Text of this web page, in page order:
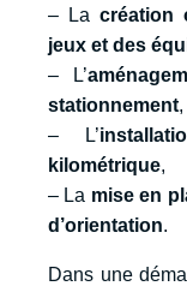
– La création
jeux et des
– L’
stationnement,
– L’
kilométrique,
– La mise en
d’orientation.
Dans une